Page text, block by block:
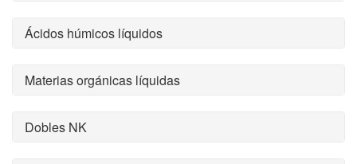
Ácidos húmicos líquidos
Materias orgánicas líquidas
Dobles NK